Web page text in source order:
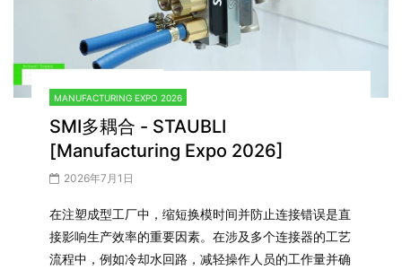
MANUFACTURING EXPO 2026
SMI多耦合 - STAUBLI
[Manufacturing Expo 2026]
2026年7月1日
在注塑成型工厂中，缩短换模时间并防止连接错误是直
接影响生产效率的重要因素。在涉及多个连接器的工艺
流程中，例如冷却水回路，减轻操作人员的工作量并确